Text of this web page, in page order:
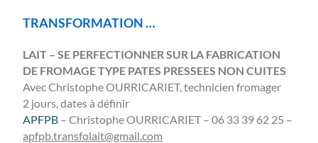
TRANSFORMATION …
LAIT – SE PERFECTIONNER SUR LA FABRICATION
DE FROMAGE TYPE PATES PRESSEES NON CUITES
Avec Christophe OURRICARIET, technicien fromager
2 jours, dates à définir
APFPB – Christophe OURRICARIET – 06 33 39 62 25 –
apfpb.transfolait@gmail.com